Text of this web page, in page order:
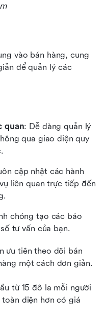
để quản lý các
quan: Dễ dàng quản lý
qua giao diện quy
cập nhật các hành
liên quan trực tiếp đến
chóng tạo các báo
tư vấn của bạn.
ưu tiên theo dõi bán
một cách đơn giản.
từ 15 đô la mỗi người
diện hơn có giá